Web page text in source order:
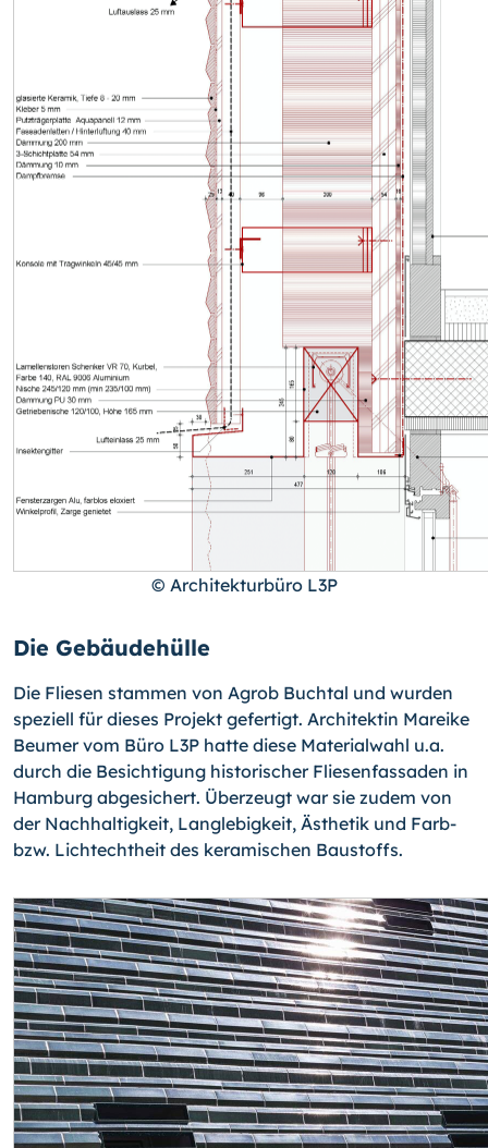
© Architekturbüro L3P
Die Gebäudehülle
Die Fliesen stammen von Agrob Buchtal und wurden
speziell für dieses Projekt gefer­tigt. Architektin Mareike
Beumer vom Büro L3P hatte diese Materialwahl u.a.
durch die Besichtigung historischer Fliesenfassaden in
Hamburg abgesichert. Überzeugt war sie zudem von
der Nachhaltigkeit, Langlebigkeit, Ästhetik und Farb-
bzw. Lichtechtheit des keramischen Baustoffs.